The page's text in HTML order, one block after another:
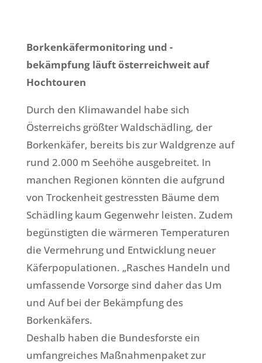
Borkenkäfermonitoring und -
bekämpfung läuft österreichweit auf
Hochtouren
Durch den Klimawandel habe sich
Österreichs größter Waldschädling, der
Borkenkäfer, bereits bis zur Waldgrenze auf
rund 2.000 m Seehöhe ausgebreitet. In
manchen Regionen könnten die aufgrund
von Trockenheit gestressten Bäume dem
Schädling kaum Gegenwehr leisten. Zudem
begünstigten die wärmeren Temperaturen
die Vermehrung und Entwicklung neuer
Käferpopulationen. „Rasches Handeln und
umfassende Vorsorge sind daher das Um
und Auf bei der Bekämpfung des
Borkenkäfers.
Deshalb haben die Bundesforste ein
umfangreiches Maßnahmenpaket zur